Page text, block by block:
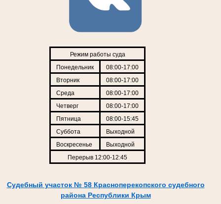
Режим работы суда
Понедельник
08:00-17:00
Вторник
08:00-17:00
Среда
08:00-17:00
Четверг
08:00-17:00
Пятница
08:00-15:45
Суббота
Выходной
Воскресенье
Выходной
Перерыв 12:00-12:45
Судебный участок № 58 Красноперекопского судебного
района Республики Крым